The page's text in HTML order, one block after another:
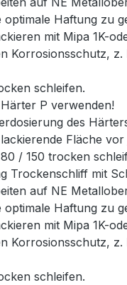
optimale Haftung zu
mit Mipa 1K-
Korrosionsschutz,
schleifen.
P verwenden!
des
Fläche
/ 150 trocken
Trockenschliff mit
auf NE
optimale Haftung zu
mit Mipa 1K-
Korrosionsschutz,
schleifen.